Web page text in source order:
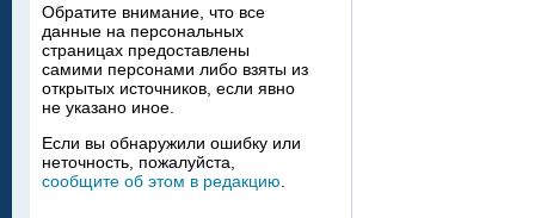
Обратите внимание, что все
данные на персональных
страницах предоставлены
самими персонами либо взяты из
открытых источников, если явно
не указано иное.
Если вы обнаружили ошибку или
неточность, пожалуйста,
сообщите об этом в редакцию